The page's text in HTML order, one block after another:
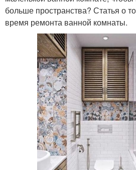
больше пространства? Статья о
время ремонта ванной комнаты.